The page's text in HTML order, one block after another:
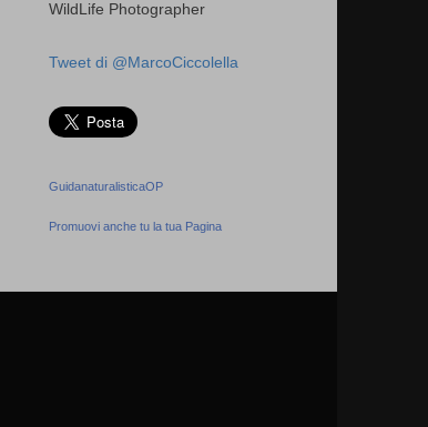
WildLife Photographer
Tweet di @MarcoCiccolella
GuidanaturalisticaOP
Promuovi anche tu la tua Pagina